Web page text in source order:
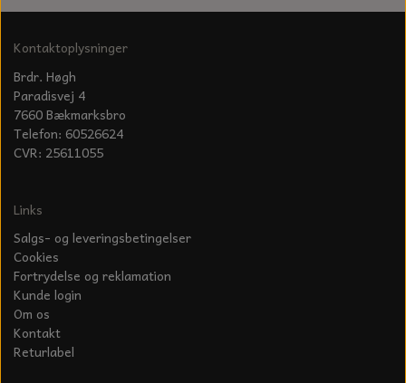
Kontaktoplysninger
Brdr. Høgh
Paradisvej 4
7660 Bækmarksbro
Telefon: 60526624
CVR: 25611055
Links
Salgs- og leveringsbetingelser
Cookies
Fortrydelse og reklamation
Kunde login
Om os
Kontakt
Returlabel